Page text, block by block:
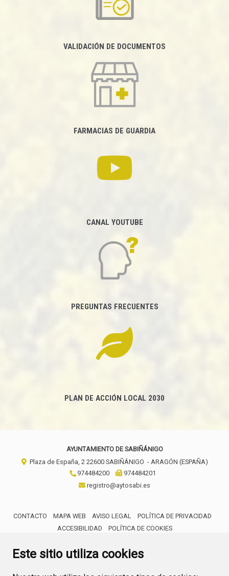
Este sitio utiliza cookies
VALIDACIÓN DE DOCUMENTOS
FARMACIAS DE GUARDIA
CANAL YOUTUBE
PREGUNTAS FRECUENTES
PLAN DE ACCIÓN LOCAL 2030
AYUNTAMIENTO DE SABIÑÁNIGO
Plaza de España, 2 22600 SABIÑÁNIGO - ARAGÓN (ESPAÑA)
974484200
974484201
registro@aytosabi.es
CONTACTO MAPA WEB AVISO LEGAL
POLÍTICA DE PRIVACIDAD
ACCESIBILIDAD
POLÍTICA DE COOKIES